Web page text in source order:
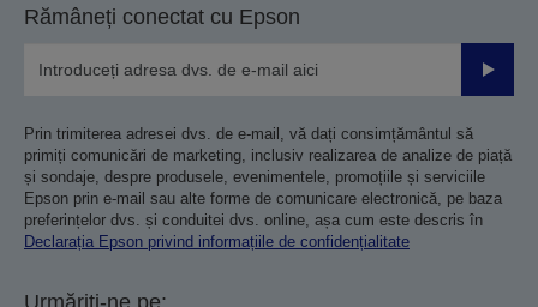
Rămâneți conectat cu Epson
Prin trimiterea adresei dvs. de e-mail, vă dați consimțământul să
primiți comunicări de marketing, inclusiv realizarea de analize de piață
și sondaje, despre produsele, evenimentele, promoțiile și serviciile
Epson prin e-mail sau alte forme de comunicare electronică, pe baza
preferințelor dvs. și conduitei dvs. online, așa cum este descris în
Declarația Epson privind informațiile de confidențialitate
Urmăriți-ne pe: